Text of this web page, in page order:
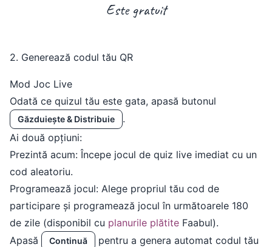
Este gratuit
2. Generează codul tău QR
Mod Joc Live
Odată ce quizul tău este gata, apasă butonul
Găzduiește & Distribuie
.
Ai două opțiuni:
Prezintă acum: Începe jocul de quiz live imediat cu un
cod aleatoriu.
Programează jocul: Alege propriul tău cod de
participare și programează jocul în următoarele 180
de zile (disponibil cu planurile plătite Faabul).
Apasă
Continuă
pentru a genera automat codul tău